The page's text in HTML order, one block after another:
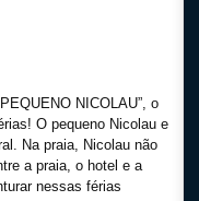
NICOLAU”, o
O pequeno Nicolau e
Na praia, Nicolau não
a praia, o hotel e a
nessas férias